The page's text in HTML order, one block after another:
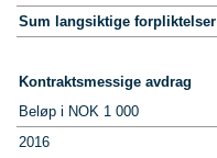
Sum langsiktige forpliktelser
Kontraktsmessige avdrag
Beløp i NOK 1 000
2016